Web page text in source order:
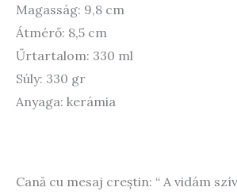
Magasság: 9,8 cm
Átmérő: 8,5 cm
Űrtartalom: 330 ml
Súly: 330 gr
Anyaga: kerámia
Cană cu mesaj creștin: “ A vidám